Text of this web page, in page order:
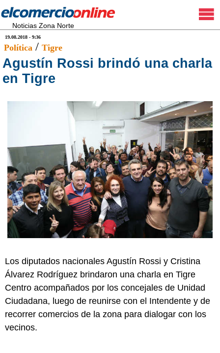
Noticias Zona Norte
19.08.2018 - 9:36
Política / Tigre
Agustín Rossi brindó una charla
en Tigre
Los diputados nacionales Agustín Rossi y Cristina
Álvarez Rodríguez brindaron una charla en Tigre
Centro acompañados por los concejales de Unidad
Ciudadana, luego de reunirse con el Intendente y de
recorrer comercios de la zona para dialogar con los
vecinos.